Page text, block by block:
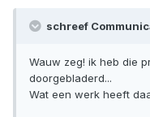
schreef
Wauw zeg! ik heb die
doorgebladerd...
Wat een werk heeft